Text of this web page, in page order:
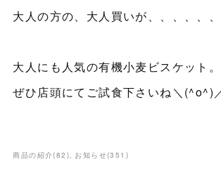
大人の方の、大人買いが、、、、、、
大人にも人気の有機小麦ビスケット。
ぜひ店頭にてご試食下さいね＼(^o^)
商品の紹介(82 ) お知らせ(351 )